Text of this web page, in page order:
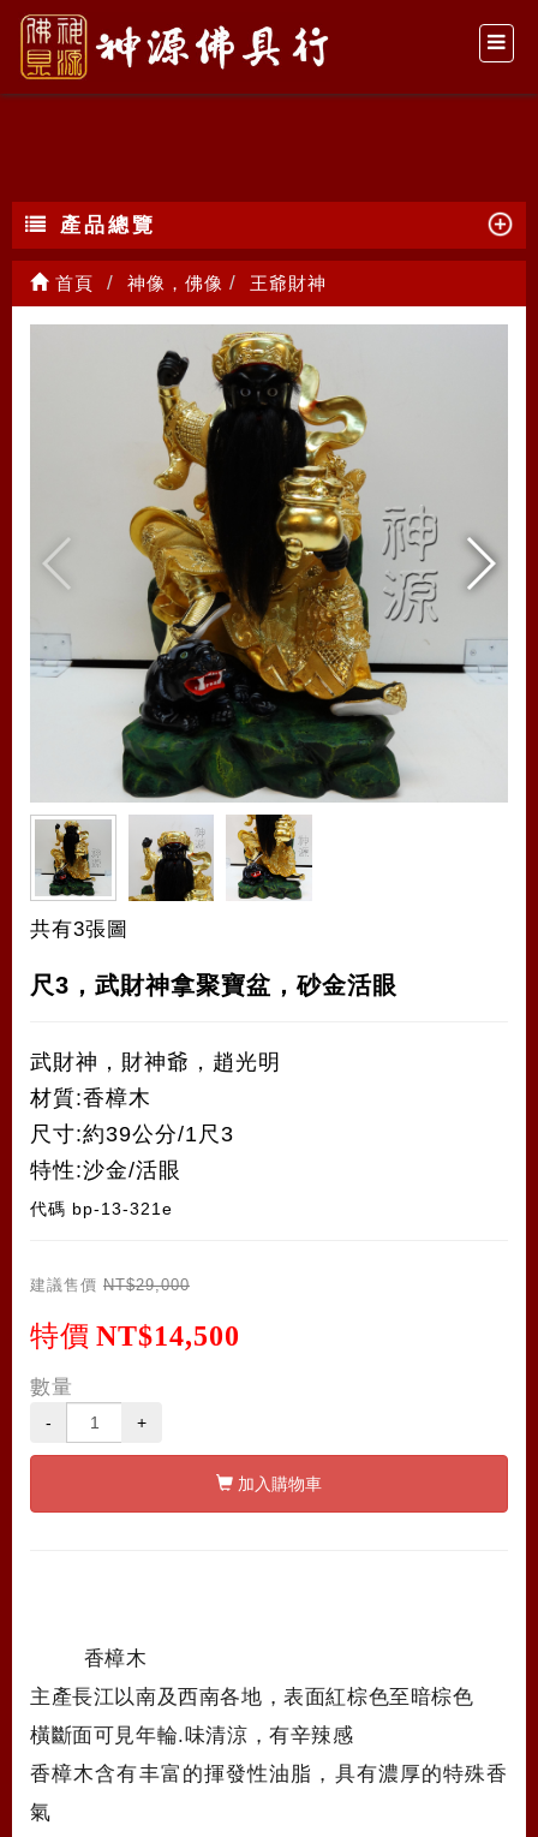
王爺財神
產品總覽
首頁 神像，佛像 王爺財神
共有3張圖
尺3，武財神拿聚寶盆，砂金活眼
武財神，財神爺，趙光明
材質:香樟木
尺寸:約39公分/1尺3
特性:沙金/活眼
代碼 bp-13-321e
建議售價 NT$29,000
特價 NT$14,500
數量
- +
加入購物車
香樟木
主產長江以南及西南各地，表面紅棕色至暗棕色
橫斷面可見年輪.味清涼，有辛辣感
香樟木含有丰富的揮發性油脂，具有濃厚的特殊香
氣